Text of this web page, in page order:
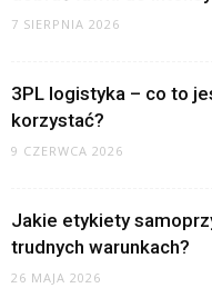
7 SIERPNIA 2026
3PL logistyka – co to
korzystać?
9 CZERWCA 2026
Jakie etykiety
trudnych warunkach?
26 MAJA 2026